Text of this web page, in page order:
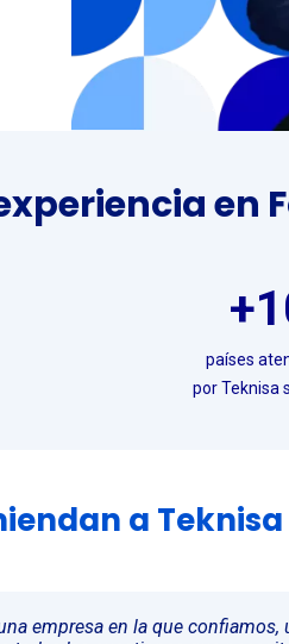
en
países
por Teknisa
a
empresa en la que
nuevo proyecto profesional
robusto, inteligente y